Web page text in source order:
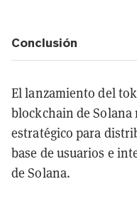
Conclusión
El lanzamiento del
blockchain de Solana
estratégico para
base de usuarios e
de Solana.